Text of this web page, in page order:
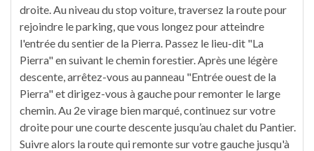
droite. Au niveau du stop voiture, traversez la route pour
rejoindre le parking, que vous longez pour atteindre
l'entrée du sentier de la Pierra. Passez le lieu-dit "La
Pierra" en suivant le chemin forestier. Après une légère
descente, arrêtez-vous au panneau "Entrée ouest de la
Pierra" et dirigez-vous à gauche pour remonter le large
chemin. Au 2e virage bien marqué, continuez sur votre
droite pour une courte descente jusqu’au chalet du Pantier.
Suivre alors la route qui remonte sur votre gauche jusqu'à